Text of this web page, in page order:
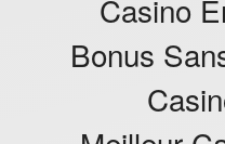
Casino
Bonus